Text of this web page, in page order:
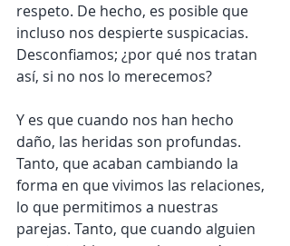
respeto. De hecho, es posible que
incluso nos despierte suspicacias.
Desconfiamos; ¿por qué nos tratan
así, si no nos lo merecemos?
Y es que cuando nos han hecho
daño, las heridas son profundas.
Tanto, que acaban cambiando la
forma en que vivimos las relaciones,
lo que permitimos a nuestras
parejas. Tanto, que cuando alguien